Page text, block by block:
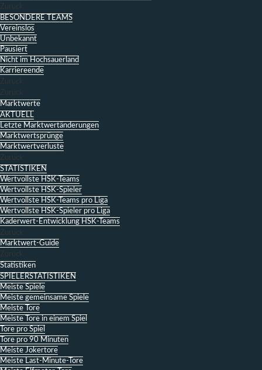
Zurück
BESONDERE TEAMS
Vereinslos
Unbekannt
Pausiert
Nicht im Hochsauerland
Karriereende
Zurück
Zurück
Marktwerte
AKTUELL
Letzte Marktwertänderungen
Marktwertsprünge
Marktwertverluste
Zurück
STATISTIKEN
Wertvollste HSK-Teams
Wertvollste HSK-Spieler
Wertvollste HSK-Teams pro Liga
Wertvollste HSK-Spieler pro Liga
Kaderwert-Entwicklung HSK-Teams
Zurück
Marktwert-Guide
Zurück
Statistiken
SPIELERSTATISTIKEN
Meiste Spiele
Meiste gemeinsame Spiele
Meiste Tore
Meiste Tore in einem Spiel
Tore pro Spiel
Tore pro 90 Minuten
Meiste Jokertore
Meiste Last-Minute-Tore